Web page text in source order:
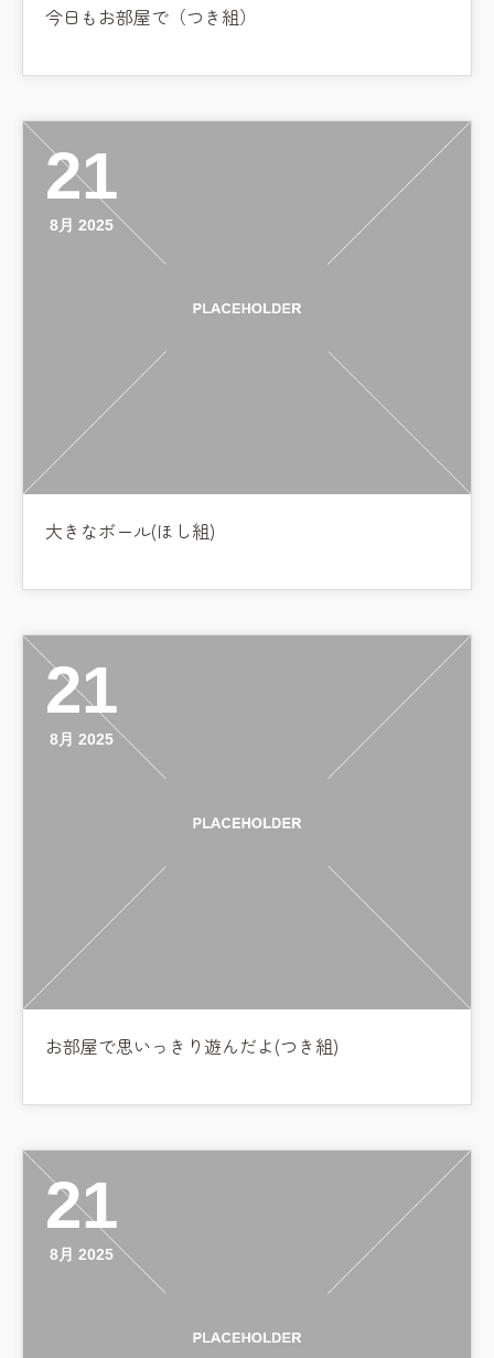
今日もお部屋で（つき組）
21
8月 2025
大きなボール(ほし組)
21
8月 2025
お部屋で思いっきり遊んだよ(つき組)
21
8月 2025